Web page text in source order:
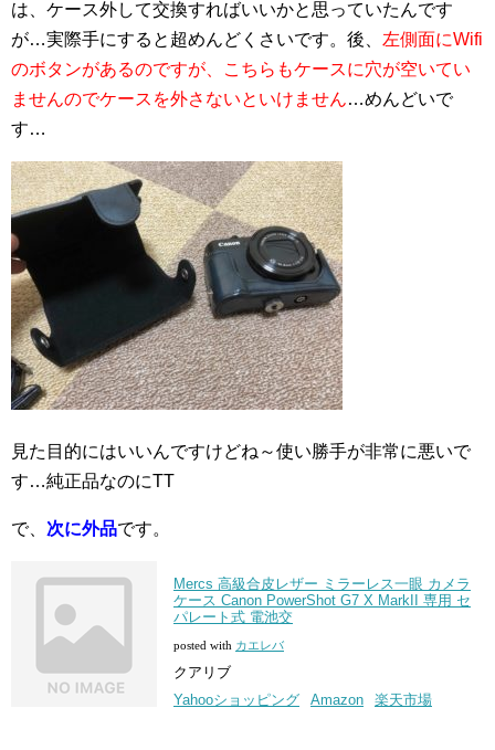
は、ケース外して交換すればいいかと思っていたんです
が…実際手にすると超めんどくさいです。後、 左側面にWifi
のボタンがあるのですが、こちらもケースに穴が空いてい
ませんのでケースを外さないといけません…めんどいで
す…
見た目的にはいいんですけどね～使い勝手が非常に悪いで
す…純正品なのにTT
で、 次に外品です。
Mercs 高級合皮レザー ミラーレス一眼 カメラ
ケース Canon PowerShot G7 X MarkII 専用 セ
パレート式 電池交
posted with カエレバ
クアリブ
Yahooショッピング
Amazon 楽天市場